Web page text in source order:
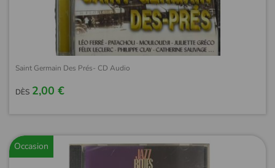
Saint Germain Des Prés- CD Audio
DÈS 2,00 €
Occasion